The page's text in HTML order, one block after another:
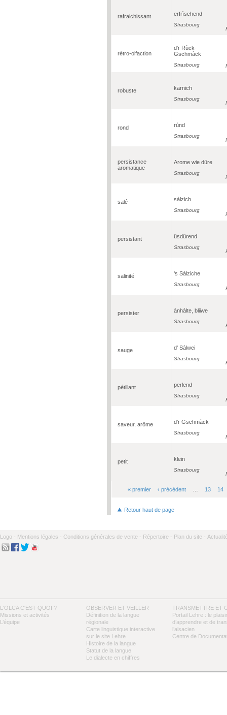
rafraichissant erfrìschend
Strasbourg
rétro-olfaction
d'r Rùck-
Gschmàck
Strasbourg
robuste karnich
Strasbourg
rond rùnd
Strasbourg
persistance
aromatique
Arome wie düre
Strasbourg
salé sàlzich
Strasbourg
persistant üsdürend
Strasbourg
salinité 's Sàlziche
Strasbourg
persister ànhàlte, bliiwe
Strasbourg
sauge d' Sàlwei
Strasbourg
pétillant perlend
Strasbourg
saveur, arôme d'r Gschmàck
Strasbourg
petit klein
Strasbourg
Pages« premier ‹ précédent 13 14
Retour haut de page
Logo - Mentions légales - Conditions générales de vente - Répertoire - Plan du site -
L'OLCA C'EST QUOI ?
Missions et activités
L’équipe
OBSERVER ET VEILLER
Définition de la langue
régionale
Carte linguistique interactive
sur le site Lehre
Histoire de la langue
Statut de la langue
Le dialecte en chiffres
TRANSMETTRE ET
Portail Lehre : le plaisir
d’apprendre et de
l’alsacien
Centre de